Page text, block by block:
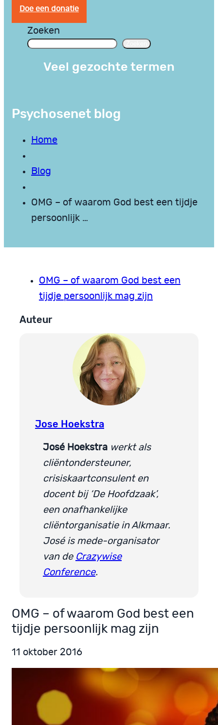
Doe een donatie
Zoeken
Veel gezochte termen
Psychosenet blog
Home
Blog
OMG – of waarom God best een tijdje
persoonlijk …
OMG – of waarom God best een
tijdje persoonlijk mag zijn
Auteur
Jose Hoekstra
José Hoekstra werkt als
cliëntondersteuner,
crisiskaartconsulent en
docent bij ‘De Hoofdzaak’,
een onafhankelijke
cliëntorganisatie in Alkmaar.
José is mede-organisator
van de Crazywise
Conference.
OMG – of waarom God best een
tijdje persoonlijk mag zijn
11 oktober 2016